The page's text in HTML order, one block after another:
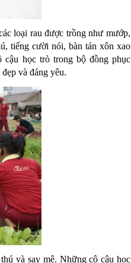
loại rau được trồng như mướp,
tiếng cười nói, bàn tán xôn xao
cậu học trò trong bộ đồng phục
và đáng yêu.
và say mê. Những cô cậu học